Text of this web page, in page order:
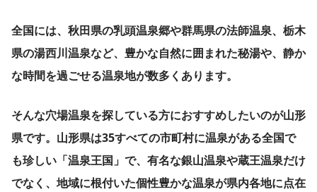
全国には、秋田県の乳頭温泉郷や群馬県の法師温泉、栃木
県の湯西川温泉など、豊かな自然に囲まれた秘湯や、静か
な時間を過ごせる温泉地が数多くあります。
そんな穴場温泉を探している方におすすめしたいのが山形
県です。山形県は35すべての市町村に温泉がある全国で
も珍しい「温泉王国」で、有名な銀山温泉や蔵王温泉だけ
でなく、地域に根付いた個性豊かな温泉が県内各地に点在